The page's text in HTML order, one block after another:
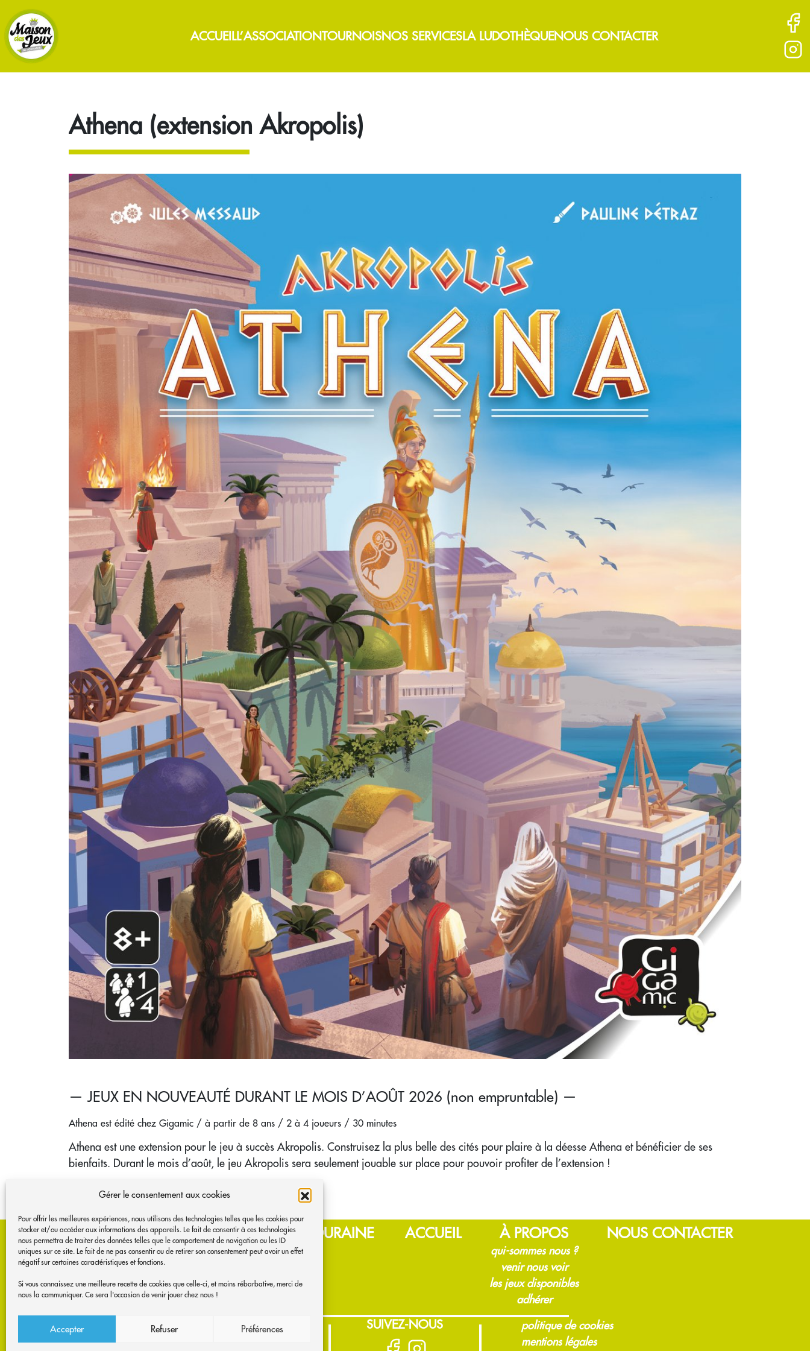
Gérer le consentement aux cookies
Pour offrir les meilleures expériences, nous utilisons des technologies telles que les cookies pour
stocker et/ou accéder aux informations des appareils. Le fait de consentir à ces technologies
nous permettra de traiter des données telles que le comportement de navigation ou les ID
uniques sur ce site. Le fait de ne pas consentir ou de retirer son consentement peut avoir un effet
négatif sur certaines caractéristiques et fonctions.
Si vous connaissez une meilleure recette de cookies que celle-ci, et moins rébarbative, merci de
nous la communiquer. Ce sera l'occasion de venir jouer chez nous !
Accepter Refuser Préférences
ACCUEILL’ASSOCIATIONTOURNOISNOS SERVICESLA LUDOTHÈQUENOUS CONTACTER
Athena (extension Akropolis)
— JEUX EN NOUVEAUTÉ DURANT LE MOIS D’AOÛT 2026 (non empruntable) —
Athena est édité chez Gigamic / à partir de 8 ans / 2 à 4 joueurs / 30 minutes
Athena est une extension pour le jeu à succès Akropolis. Construisez la plus belle des cités pour plaire à la déesse Athena et bénéficier de ses
bienfaits. Durant le mois d’août, le jeu Akropolis sera seulement jouable sur place pour pouvoir profiter de l’extension !
MAISON DES JEUX DE TOURAINE
7 rue Toulouse Lautrec
06 62 56 88 11
contact@mdjt.org
ACCUEIL À PROPOS
qui-sommes nous ?
venir nous voir
les jeux disponibles
adhérer
NOUS CONTACTER
ABONNEZ-VOUS AUX NOUVELLES
LUDIQUES
SUIVEZ-NOUS
politique de cookies
mentions légales